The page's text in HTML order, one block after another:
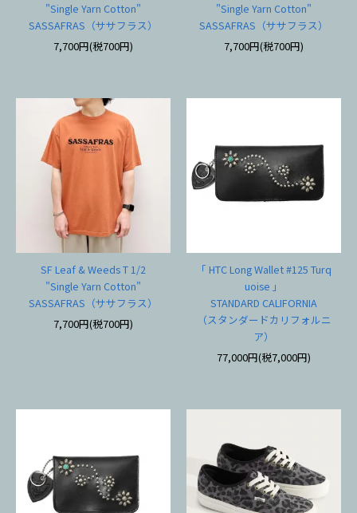
"Single Yarn Cotton"
SASSAFRAS（ササフラス）
7,700円(税700円)
"Single Yarn Cotton"
SASSAFRAS（ササフラス）
7,700円(税700円)
SF Leaf & Weeds T 1/2
"Single Yarn Cotton"
SASSAFRAS（ササフラス）
7,700円(税700円)
「 HTC Long Wallet #125 Turq
uoise 」
STANDARD CALIFORNIA
（スタンダードカリフォルニ
ア）
77,000円(税7,000円)